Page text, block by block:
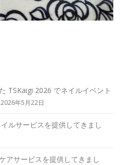
TSKaigi 2026 でネイルイベント
2026年5月22日
ルサービスを提供してきまし
アサービスを提供してきまし